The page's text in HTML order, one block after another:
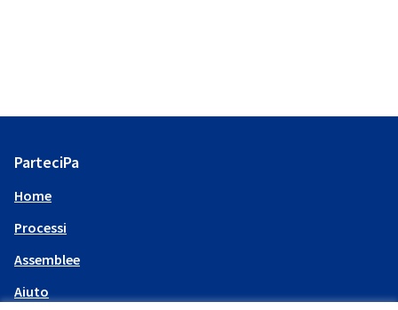
ParteciPa
Home
Processi
Assemblee
Aiuto